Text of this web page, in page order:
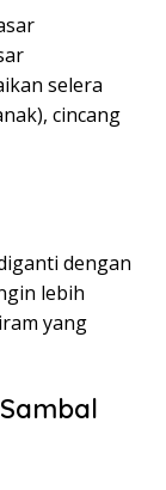
selera
cincang
dengan
lebih
yang